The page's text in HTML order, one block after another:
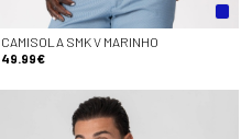
CAMISOLA SMK V MARINHO
49.99€